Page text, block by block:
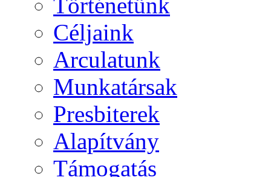
Céljaink
Arculatunk
Munkatársak
Presbiterek
Alapítvány
Támogatás